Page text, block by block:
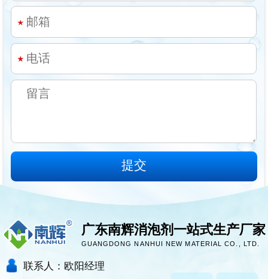
广东南辉消泡剂一站式生产厂家
GUANGDONG NANHUI NEW MATERIAL CO., LTD.
联系人：欧阳经理